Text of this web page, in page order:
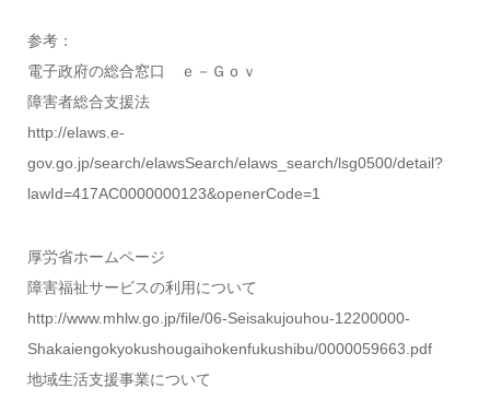
参考：
電子政府の総合窓口 ｅ－Ｇｏｖ
障害者総合支援法
http://elaws.e-
gov.go.jp/search/elawsSearch/elaws_search/lsg0500/detail?
lawId=417AC0000000123&openerCode=1
厚労省ホームページ
障害福祉サービスの利用について
http://www.mhlw.go.jp/file/06-Seisakujouhou-12200000-
Shakaiengokyokushougaihokenfukushibu/0000059663.pdf
地域生活支援事業について